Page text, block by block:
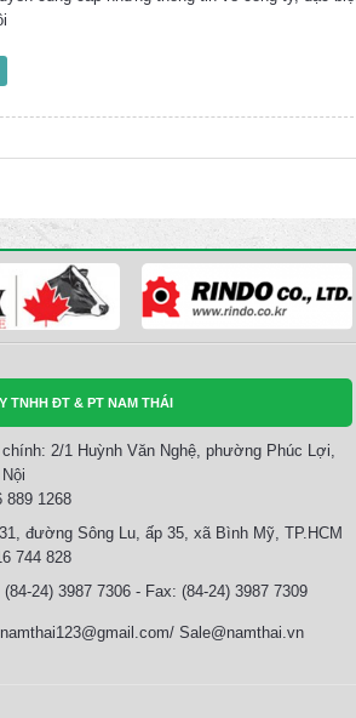
TNHH ĐT & PT NAM THÁI
2/1 Huỳnh Văn Nghệ, phường Phúc Lợi,
889 1268
đường Sông Lu, ấp 35, xã Bình Mỹ, TP.HCM
744 828
(84-24) 3987 7306 - Fax: (84-24) 3987 7309
namthai123@gmail.com/ Sale@namthai.vn